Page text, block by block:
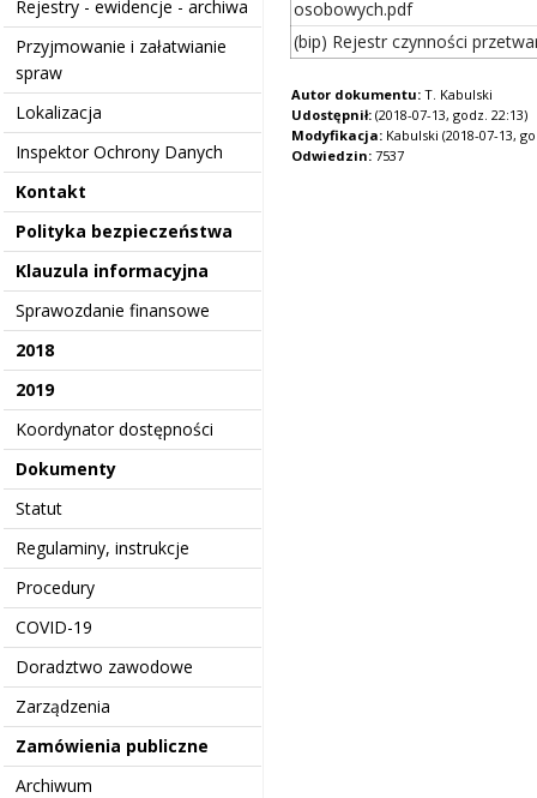
Rejestry - ewidencje - archiwa
Przyjmowanie i załatwianie
spraw
Lokalizacja
Inspektor Ochrony Danych
Kontakt
Polityka bezpieczeństwa
Klauzula informacyjna
Sprawozdanie finansowe
2018
2019
Koordynator dostępności
Dokumenty
Statut
Regulaminy, instrukcje
Procedury
COVID-19
Doradztwo zawodowe
Zarządzenia
Zamówienia publiczne
Archiwum
osobowych.pdf
(bip) Rejestr czynności
Autor dokumentu: T. Kabulski
Udostępnił: (2018-07-13, godz. 22:13)
Modyfikacja: Kabulski (2018-07-13,
Odwiedzin: 7537